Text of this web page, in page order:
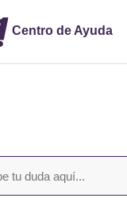
Centro de Ayuda